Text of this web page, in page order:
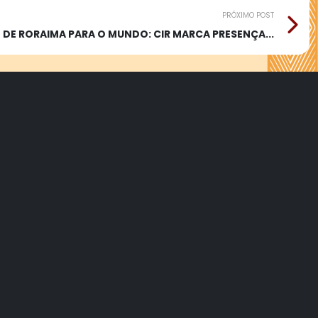
PRÓXIMO POST
DE RORAIMA PARA O MUNDO: CIR MARCA PRESENÇA...